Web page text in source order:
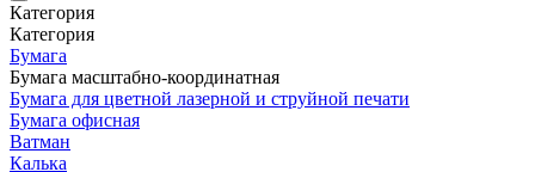
Категория
Категория
Бумага
Бумага масштабно-координатная
Бумага для цветной лазерной и струйной печати
Бумага офисная
Ватман
Калька